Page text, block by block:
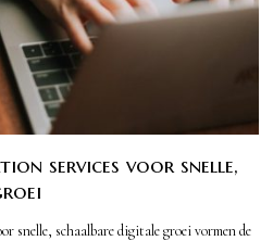
services voor snelle,
snelle, schaalbare digitale groei vormen de